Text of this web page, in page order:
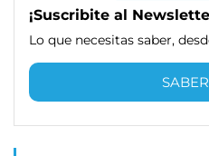
¡Suscribite al
Lo que necesitas saber,